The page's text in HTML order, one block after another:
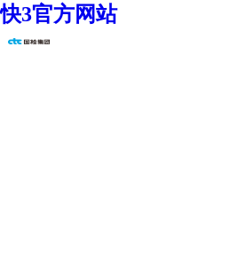
快3官方网站